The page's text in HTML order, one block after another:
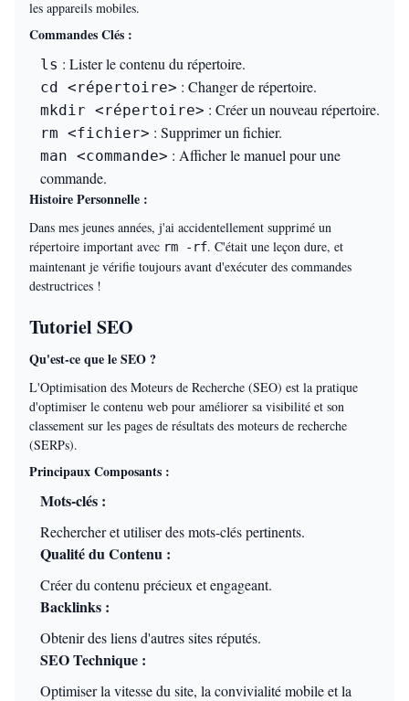
les appareils mobiles.
Commandes Clés :
ls : Lister le contenu du répertoire.
cd <répertoire> : Changer de répertoire.
mkdir <répertoire> : Créer un nouveau répertoire.
rm <fichier> : Supprimer un fichier.
man <commande> : Afficher le manuel pour une
commande.
Histoire Personnelle :
Dans mes jeunes années, j'ai accidentellement supprimé un
répertoire important avec rm -rf. C'était une leçon dure, et
maintenant je vérifie toujours avant d'exécuter des commandes
destructrices !
Tutoriel SEO
Qu'est-ce que le SEO ?
L'Optimisation des Moteurs de Recherche (SEO) est la pratique
d'optimiser le contenu web pour améliorer sa visibilité et son
classement sur les pages de résultats des moteurs de recherche
(SERPs).
Principaux Composants :
Mots-clés :
Rechercher et utiliser des mots-clés pertinents.
Qualité du Contenu :
Créer du contenu précieux et engageant.
Backlinks :
Obtenir des liens d'autres sites réputés.
SEO Technique :
Optimiser la vitesse du site, la convivialité mobile et la